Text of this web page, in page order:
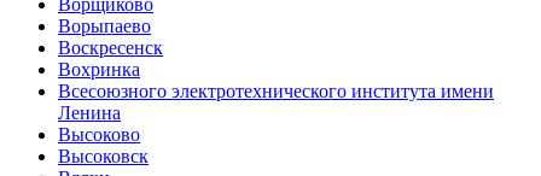
Ворщиково
Ворыпаево
Воскресенск
Вохринка
Всесоюзного электротехнического института имени
Ленина
Высоково
Высоковск